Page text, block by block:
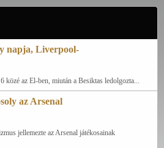
napja, Liverpool-
közé az El-ben, miután a Besiktas ledolgozta...
az Arsenal
jellemezte az Arsenal játékosainak